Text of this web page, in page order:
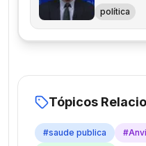
política
Tópicos
#saude publica #